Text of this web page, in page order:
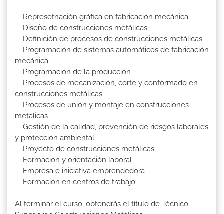
Represetnación gráfica en fabricación mecánica
Diseño de construcciones metálicas
Definición de procesos de construcciones metálicas
Programación de sistemas automáticos de fabricación
mecánica
Programación de la producción
Procesos de mecanización, corte y conformado en
construcciones metálicas
Procesos de unión y montaje en construcciones
metálicas
Gestión de la calidad, prevención de riesgos laborales
y protección ambiental
Proyecto de construcciones metálicas
Formación y orientación laboral
Empresa e iniciativa emprendedora
Formación en centros de trabajo
Al terminar el curso, obtendrás el título de Técnico